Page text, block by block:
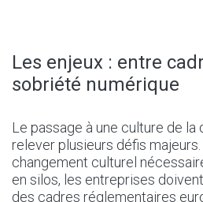
Les enjeux : entre
sobriété numérique
Le passage à une culture de la
relever plusieurs défis majeurs.
changement culturel
en silos, les entreprises
des cadres réglementaires